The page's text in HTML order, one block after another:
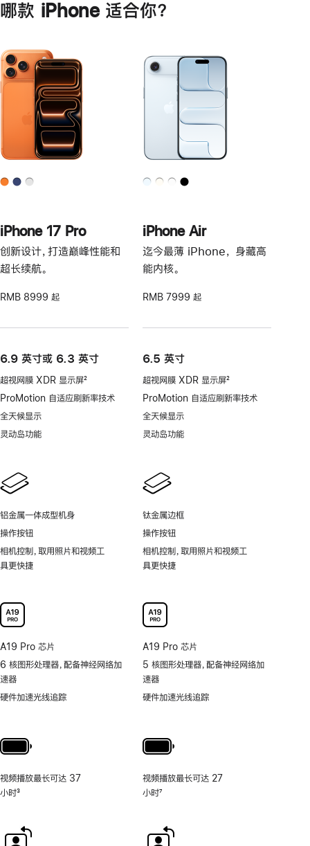
哪款 iPhone 适合你？
iPhone 17 Pro
创新设计，打造巅峰性能和
超长续航。
RMB 8999 起
6.9 英寸或 6.3 英寸
超视网膜 XDR 显示屏
脚
2
ProMotion 自适应刷新率技术
全天候显示
灵动岛功能
铝金属一体成型机身
操作按钮
相机控制，取用照片和视频工
具更快捷
A19 Pro 芯片
6 核图形处理器，配备神经网络加
速器
硬件加速光线追踪
视频播放最长可达 37
小时3
iPhone Air
迄今最薄 iPhone， 身藏高
能内核。
RMB 7999 起
6.5 英寸
超视网膜 XDR 显示屏
脚
2
ProMotion 自适应刷新率技术
全天候显示
灵动岛功能
钛金属边框
操作按钮
相机控制，取用照片和视频工
具更快捷
A19 Pro 芯片
5 核图形处理器，配备神经网络加
速器
硬件加速光线追踪
视频播放最长可达 27
小时7